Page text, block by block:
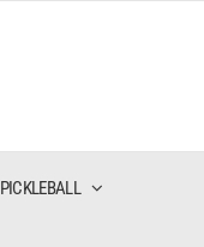
PICKLEBALL